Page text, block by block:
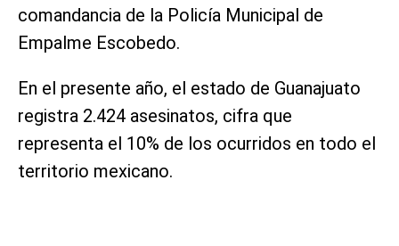
comandancia de la Policía Municipal de
Empalme Escobedo.
En el presente año, el estado de Guanajuato
registra 2.424 asesinatos, cifra que
representa el 10% de los ocurridos en todo el
territorio mexicano.